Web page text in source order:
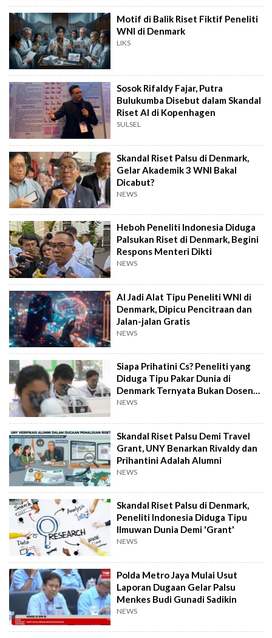
Motif di Balik Riset Fiktif Peneliti
WNI di Denmark
LIKS
Sosok Rifaldy Fajar, Putra
Bulukumba Disebut dalam Skandal
Riset AI di Kopenhagen
SULSEL
Skandal Riset Palsu di Denmark,
Gelar Akademik 3 WNI Bakal
Dicabut?
NEWS
Heboh Peneliti Indonesia Diduga
Palsukan Riset di Denmark, Begini
Respons Menteri Dikti
NEWS
AI Jadi Alat Tipu Peneliti WNI di
Denmark, Dipicu Pencitraan dan
Jalan-jalan Gratis
NEWS
Siapa Prihatini Cs? Peneliti yang
Diduga Tipu Pakar Dunia di
Denmark Ternyata Bukan Dosen
Lokal
NEWS
Skandal Riset Palsu Demi Travel
Grant, UNY Benarkan Rivaldy dan
Prihantini Adalah Alumni
NEWS
Skandal Riset Palsu di Denmark,
Peneliti Indonesia Diduga Tipu
Ilmuwan Dunia Demi 'Grant'
NEWS
Polda Metro Jaya Mulai Usut
Laporan Dugaan Gelar Palsu
Menkes Budi Gunadi Sadikin
NEWS